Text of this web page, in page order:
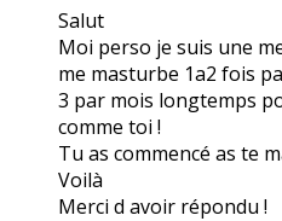
Salut
Moi perso je suis une
me masturbe 1a2 fois
3 par mois longtemps
comme toi !
Tu as commencé as te
Voilà
Merci d avoir répondu !